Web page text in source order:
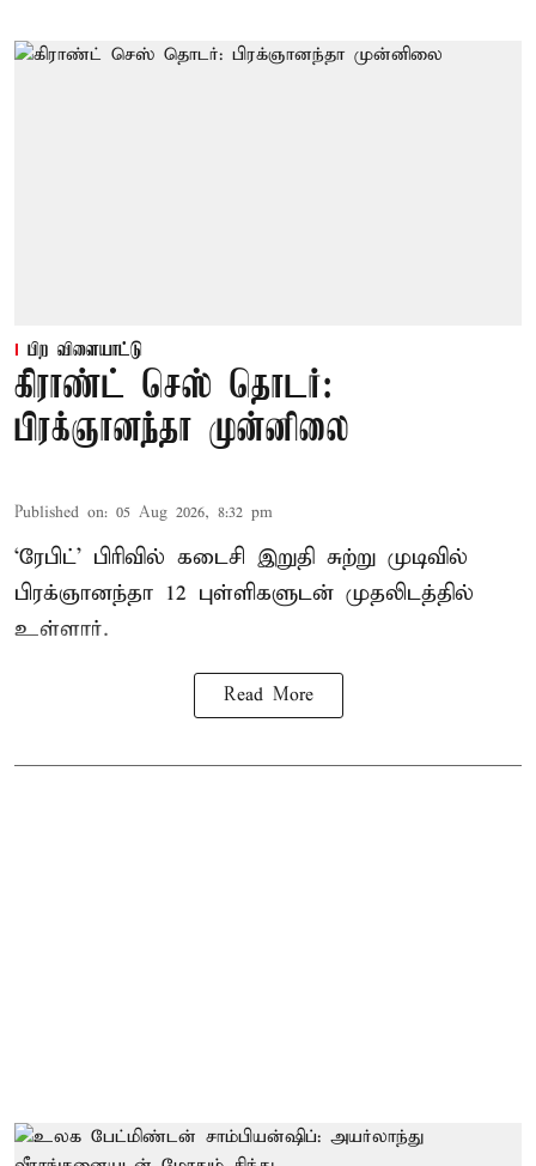
பிற விளையாட்டு
கிராண்ட் செஸ் தொடர்:
பிரக்ஞானந்தா முன்னிலை
Published on: 05 Aug 2026, 8:32 pm
‘ரேபிட்’ பிரிவில் கடைசி இறுதி சுற்று முடிவில்
பிரக்ஞானந்தா 12 புள்ளிகளுடன் முதலிடத்தில்
உள்ளார்.
Read More